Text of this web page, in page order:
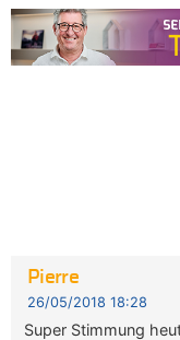
Pierre
26/05/2018 18:28
Super Stimmung